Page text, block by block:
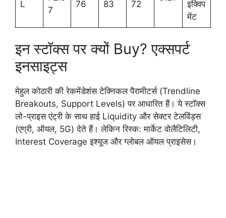
L
7
76
83
72
इक्विप
मेंट
इन स्टॉक्स पर क्यों Buy? एक्सपर्ट
इनसाइट्स
मेहुल कोठारी की रेकमेंडेशंस टेक्निकल पैरामीटर्स (Trendline
Breakouts, Support Levels) पर आधारित हैं। ये स्टॉक्स
लो-प्राइस एंट्री के साथ हाई Liquidity और सेक्टर टेलविंड्स
(एग्री, ऑयल, 5G) देते हैं। लेकिन रिस्क: मार्केट वोलैटिलिटी,
Interest Coverage इश्यूज और ग्लोबल ऑयल प्राइसेस।